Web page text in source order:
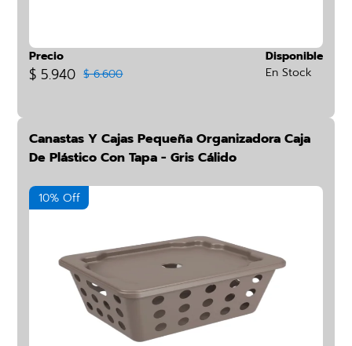
Precio
$ 5.940 $ 6.600
Disponible
En Stock
Canastas Y Cajas Pequeña Organizadora Caja
De Plástico Con Tapa - Gris Cálido
10% Off